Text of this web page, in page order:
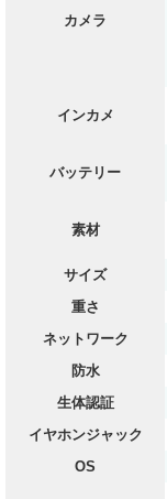
カメラ
インカメ
バッテリー
素材
サイズ
重さ
ネットワーク
防水
生体認証
イヤホンジャック
OS